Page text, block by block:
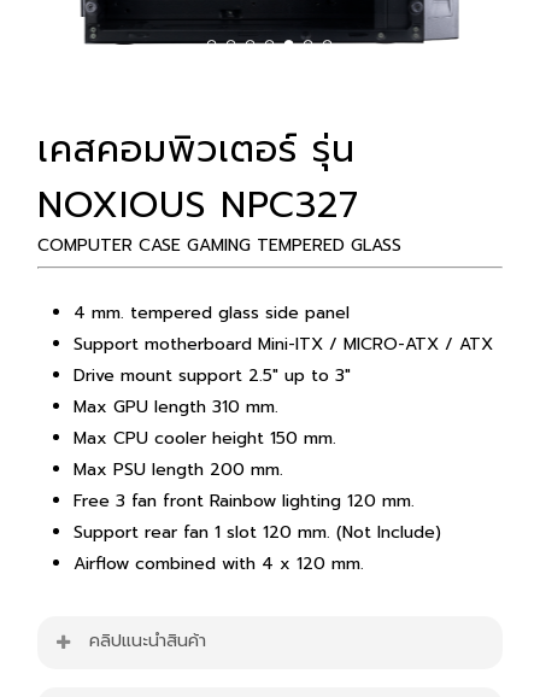
เคสคอมพิวเตอร์ รุ่น
NOXIOUS NPC327
COMPUTER CASE GAMING TEMPERED GLASS
4 mm. tempered glass side panel
Support motherboard Mini-ITX / MICRO-ATX / ATX
Drive mount support 2.5″ up to 3″
Max GPU length 310 mm.
Max CPU cooler height 150 mm.
Max PSU length 200 mm.
Free 3 fan front Rainbow lighting 120 mm.
Support rear fan 1 slot 120 mm. (Not Include)
Airflow combined with 4 x 120 mm.
คลิปแนะนำสินค้า